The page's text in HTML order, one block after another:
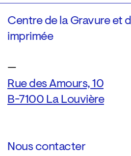
Centre de la Gravure et
imprimée
—
Rue des Amours, 10
B-7100 La Louvière
Nous contacter